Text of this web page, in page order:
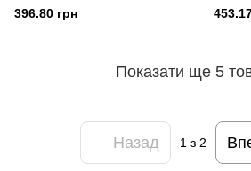
собак і котів
396.80 грн
собак
Показати ще 5
Назад 1 з 2